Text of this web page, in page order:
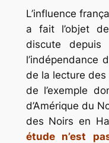
L’influence
a fait l’objet
discute
l’indépendance
de la lecture
de l’exemple
d’Amérique du
des Noirs en
étude n’est